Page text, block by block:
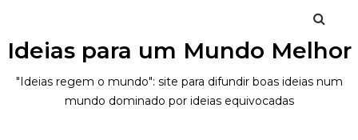
Ideias para um Mundo Melhor
"Ideias regem o mundo": site para difundir boas ideias num
mundo dominado por ideias equivocadas